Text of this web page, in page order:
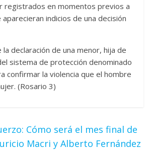
registrados en momentos previos a
indicios de una decisión
la declaración de una menor, hija de
sistema de protección denominado
confirmar la violencia que el hombre
(Rosario 3)
Cómo será el mes final de
Macri y Alberto Fernández